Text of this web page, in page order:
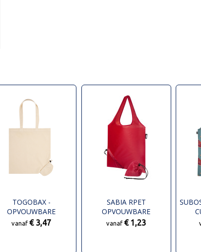
TOGOBAX -
OPVOUWBARE
BOODSCHAPPENTAS
vanaf€ 3,47
SABIA RPET
OPVOUWBARE
DRAAGTAS 7L
vanaf€ 1,23